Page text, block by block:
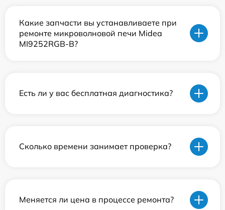
Какие запчасти вы устанавливаете при
ремонте микроволновой печи Midea
MI9252RGB-B?
Есть ли у вас бесплатная диагностика?
Сколько времени занимает проверка?
Меняется ли цена в процессе ремонта?